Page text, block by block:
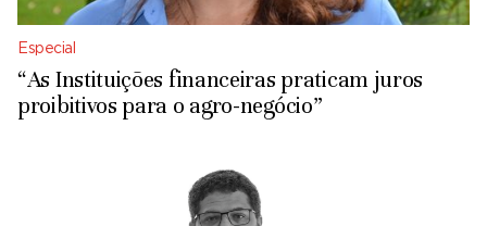
Especial
“As Instituições financeiras praticam juros
proibitivos para o agro-negócio”